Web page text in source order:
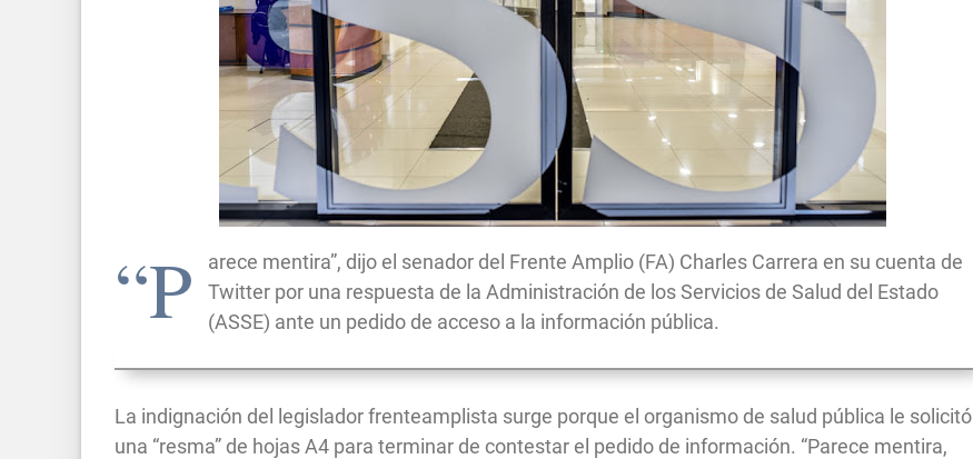
“P
arece mentira”, dijo el senador del Frente Amplio (FA) Charles Carrera en su cuenta de
Twitter por una respuesta de la Administración de los Servicios de Salud del Estado
(ASSE) ante un pedido de acceso a la información pública.
La indignación del legislador frenteamplista surge porque el organismo de salud pública le solicitó
una “resma” de hojas A4 para terminar de contestar el pedido de información. “Parece mentira,